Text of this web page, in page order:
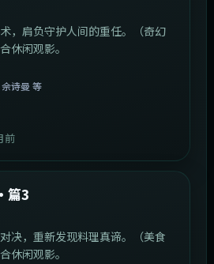
，肩负守护人间的重任。（奇幻
休闲观影。
诗曼 等
前
篇3
决，重新发现料理真谛。（美食
休闲观影。